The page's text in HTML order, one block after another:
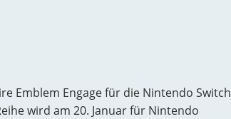
Emblem Engage für die Nintendo Switch
wird am 20. Januar für Nintendo